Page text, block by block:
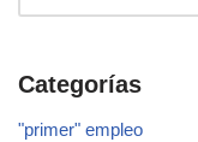
Categorías
"primer" empleo